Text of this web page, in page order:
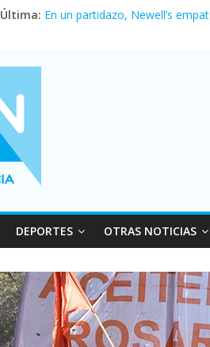
Última: En un partidazo, Newell’s
Vacaciones de invierno con
DEPORTES OTRAS NOTICIAS